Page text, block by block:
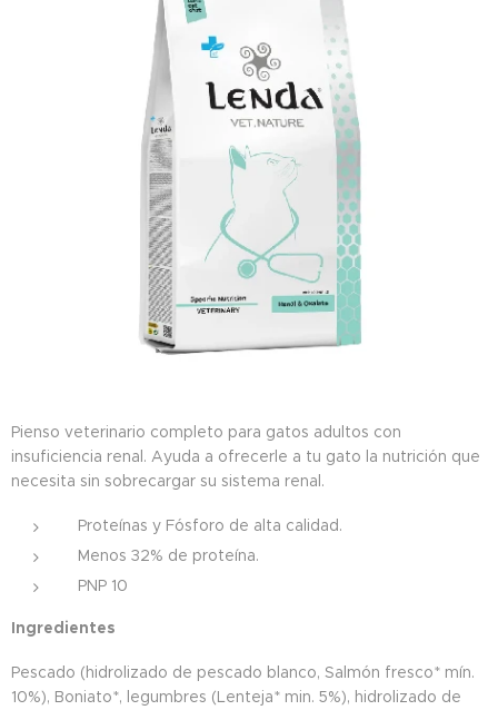
Pienso veterinario completo para gatos adultos con
insuficiencia renal. Ayuda a ofrecerle a tu gato la nutrición que
necesita sin sobrecargar su sistema renal.
Proteínas y Fósforo de alta calidad.
Menos 32% de proteína.
PNP 10
Ingredientes
Pescado (hidrolizado de pescado blanco, Salmón fresco* mín.
10%), Boniato*, legumbres (Lenteja* min. 5%), hidrolizado de